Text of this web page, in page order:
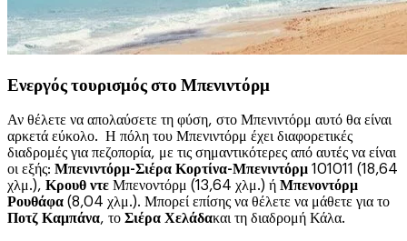
Ενεργός τουρισμός στο Μπενιντόρμ
Αν θέλετε να απολαύσετε τη φύση, στο Μπενιντόρμ αυτό θα είναι
αρκετά εύκολο. Η πόλη του Μπενιντόρμ έχει διαφορετικές
διαδρομές για πεζοπορία, με τις σημαντικότερες από αυτές να είναι
οι εξής: Μπενιντόρμ-Σιέρα Κορτίνα-Μπενιντόρμ 101011 (18,64
χλμ.), Κρουθ ντε Μπενοντόρμ (13,64 χλμ.) ή Μπενοντόρμ
Ρουθάφα (8,04 χλμ.). Μπορεί επίσης να θέλετε να μάθετε για το
Ποτζ Καμπάνα, το Σιέρα Χελάδακαι τη διαδρομή Κάλα.